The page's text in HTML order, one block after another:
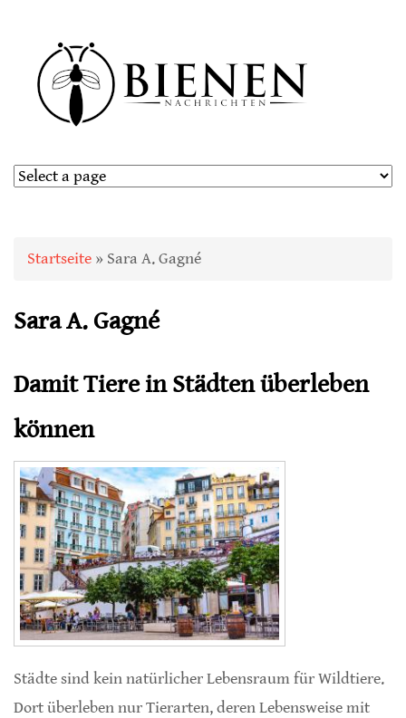
Sie sind hier
Startseite » Sara A. Gagné
Sara A. Gagné
Damit Tiere in Städten überleben
können
Städte sind kein natürlicher Lebensraum für Wildtiere.
Dort überleben nur Tierarten, deren Lebensweise mit